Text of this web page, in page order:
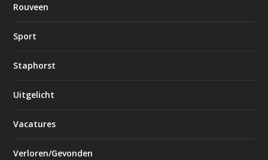
Rouveen
Sport
Staphorst
Uitgelicht
Vacatures
Verloren/Gevonden